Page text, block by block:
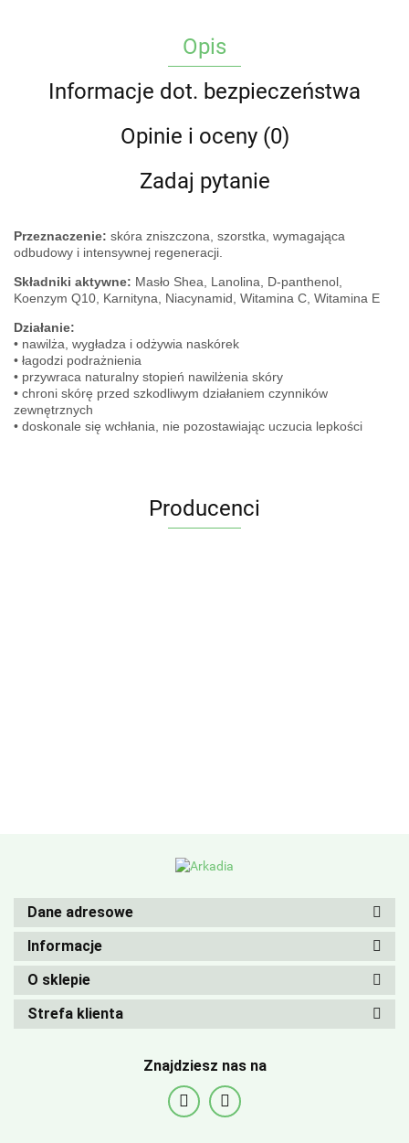
Opis
Informacje dot. bezpieczeństwa
Opinie i oceny (0)
Zadaj pytanie
Przeznaczenie: skóra zniszczona, szorstka, wymagająca
odbudowy i intensywnej regeneracji.
Składniki aktywne: Masło Shea, Lanolina, D-panthenol,
Koenzym Q10, Karnityna, Niacynamid, Witamina C, Witamina E
Działanie:
• nawilża, wygładza i odżywia naskórek
• łagodzi podrażnienia
• przywraca naturalny stopień nawilżenia skóry
• chroni skórę przed szkodliwym działaniem czynników
zewnętrznych
• doskonale się wchłania, nie pozostawiając uczucia lepkości
Producenci
Dane adresowe
Informacje
O sklepie
Strefa klienta
Znajdziesz nas na